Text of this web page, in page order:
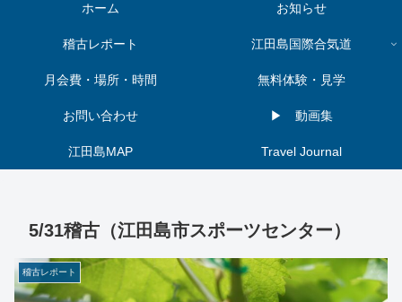
ホーム お知らせ
稽古レポート 江田島国際合気道
月会費・場所・時間 無料体験・見学
お問い合わせ ▶︎ 動画集
江田島MAP Travel Journal
5/31稽古（江田島市スポーツセンター）
稽古レポート